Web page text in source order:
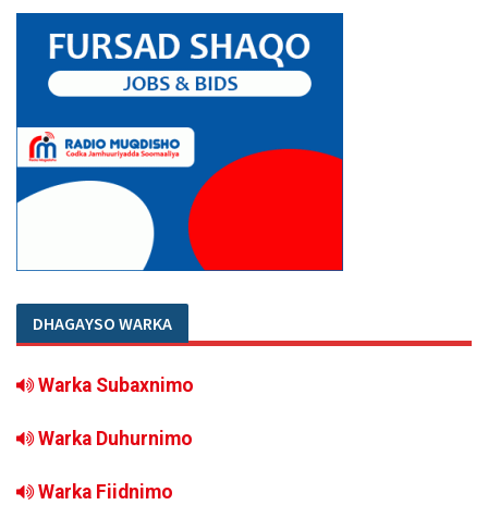
DHAGAYSO WARKA
Warka Subaxnimo
Warka Duhurnimo
Warka Fiidnimo